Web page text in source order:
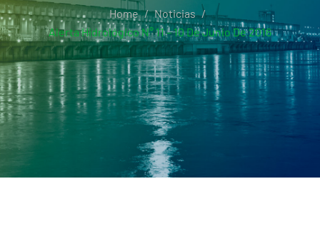
Home
Noticias
Alerta Hidrológico N° 11 – 10 De Junio De 2016